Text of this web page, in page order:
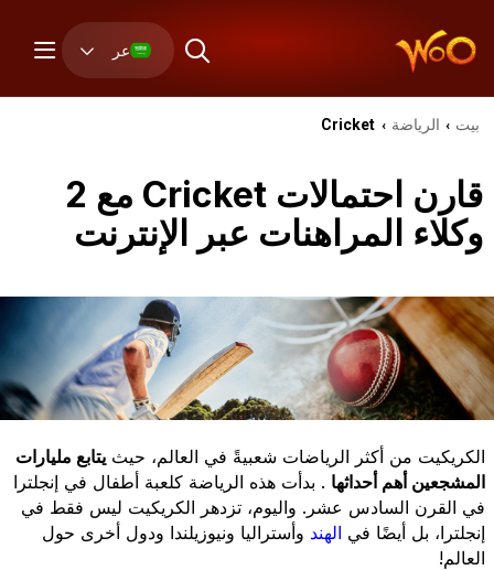
عر
بيت › الرياضة ›
Cricket
قارن احتمالات Cricket مع 2
وكلاء المراهنات عبر الإنترنت
الكريكيت من أكثر الرياضات شعبيةً في العالم، حيثيتابع مليارات
المشجعين أهم أحداثها. بدأت هذه الرياضة كلعبة أطفال في إنجلترا
في القرن السادس عشر. واليوم، تزدهر الكريكيت ليس فقط في
إنجلترا، بل أيضًا في الهندوأستراليا ونيوزيلندا ودول أخرى حول
العالم!